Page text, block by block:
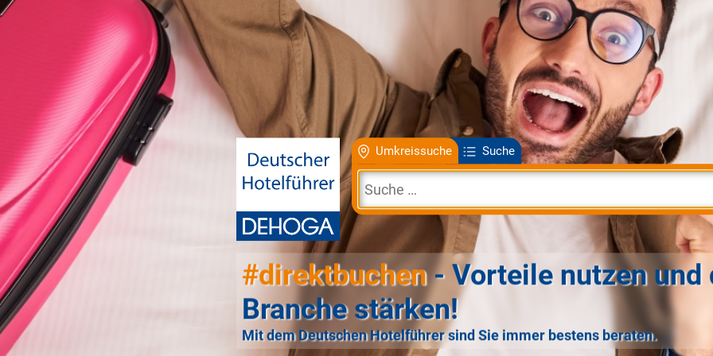
Umkreissuche Suche
#direktbuchen- Vorteile nutzen und
Branche stärken!
Mit dem Deutschen Hotelführer sind Sie immer bestens beraten.